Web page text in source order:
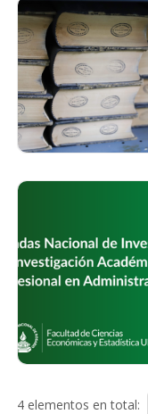
4 elementos en total: